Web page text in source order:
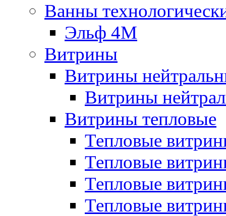
Ванны
Эльф 4М
Витрины
Витрины
Витрины
Витрины тепловые
Тепловые
Тепловые
Тепловые
Тепловые